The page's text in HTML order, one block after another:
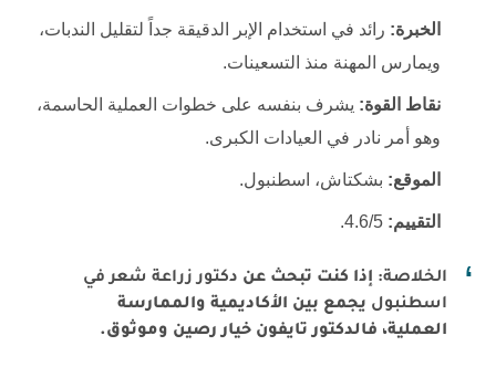
الخبرة: رائد في استخدام الإبر الدقيقة جداً لتقليل الندبات،
ويمارس المهنة منذ التسعينات.
نقاط القوة: يشرف بنفسه على خطوات العملية الحاسمة،
وهو أمر نادر في العيادات الكبرى.
الموقع: بشكتاش، اسطنبول.
التقييم:
الخلاصة: إذا كنت تبحث عن دكتور زراعة شعر في
اسطنبول يجمع بين الأكاديمية والممارسة
العملية، فالدكتور تايفون خيار رصين وموثوق.